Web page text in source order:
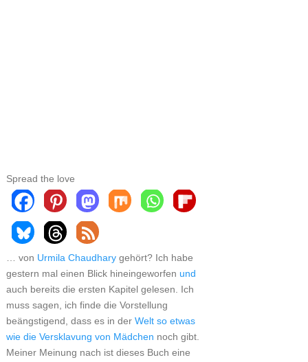
Spread the love
… von Urmila Chaudharygehört? Ich habe
gestern mal einen Blick hineingeworfen und
auch bereits die ersten Kapitel gelesen. Ich
muss sagen, ich finde die Vorstellung
beängstigend, dass es in der Welt so etwas
wie die Versklavung von Mädchen noch gibt.
Meiner Meinung nach ist dieses Buch eine